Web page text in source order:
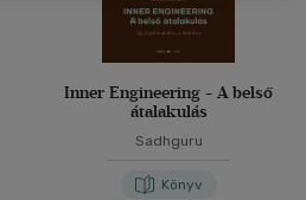
Inner Engineering - A belső
átalakulás
Sadhguru
Könyv